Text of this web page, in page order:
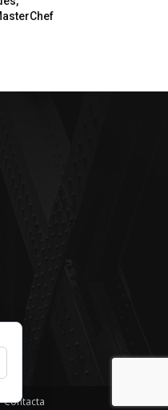
Contacta